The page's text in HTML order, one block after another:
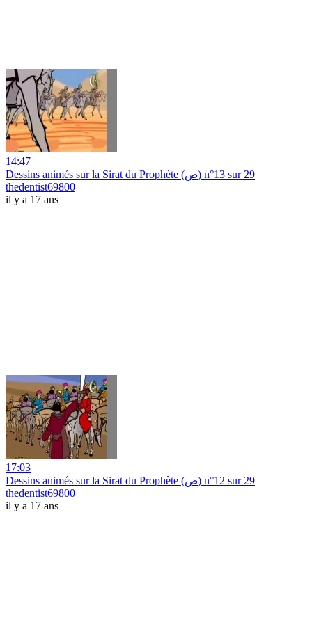
14:47
Dessins animés sur la Sirat du Prophète (ص) n°13 sur 29
thedentist69800
il y a 17 ans
17:03
Dessins animés sur la Sirat du Prophète (ص) n°12 sur 29
thedentist69800
il y a 17 ans